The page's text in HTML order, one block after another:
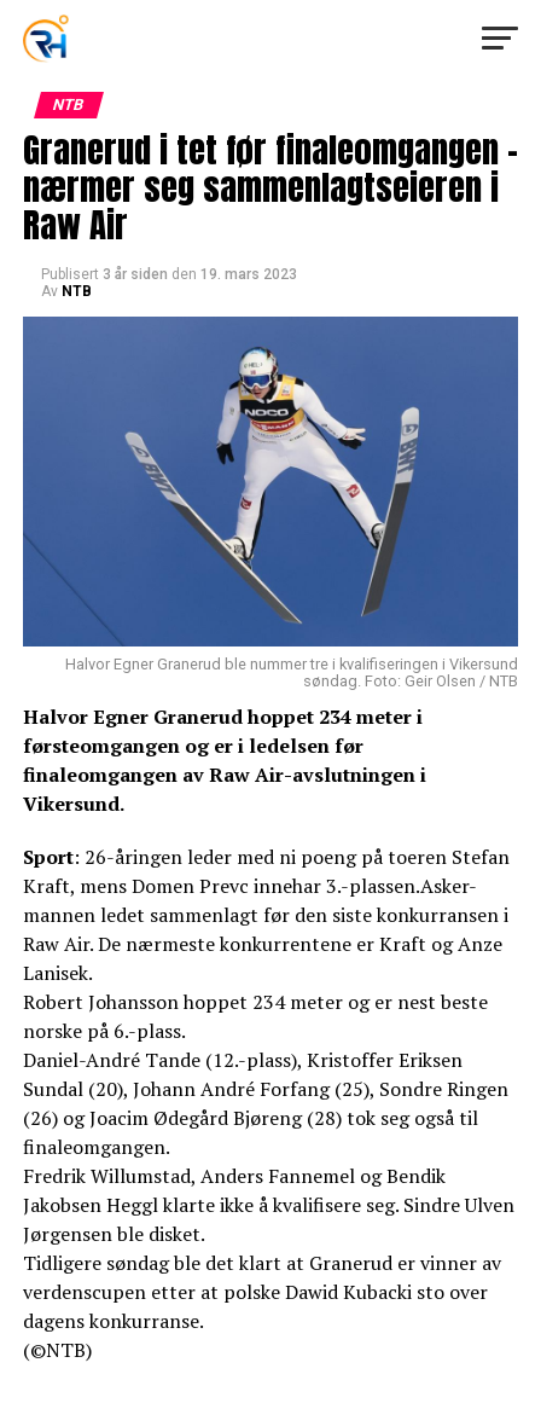
NTB
Granerud i tet før finaleomgangen –
nærmer seg sammenlagtseieren i
Raw Air
Publisert 3 år siden den 19. mars 2023
Av NTB
Halvor Egner Granerud ble nummer tre i kvalifiseringen i Vikersund
søndag. Foto: Geir Olsen / NTB
Halvor Egner Granerud hoppet 234 meter i
førsteomgangen og er i ledelsen før
finaleomgangen av Raw Air-avslutningen i
Vikersund.
Sport: 26-åringen leder med ni poeng på toeren Stefan
Kraft, mens Domen Prevc innehar 3.-plassen.Asker-
mannen ledet sammenlagt før den siste konkurransen i
Raw Air. De nærmeste konkurrentene er Kraft og Anze
Lanisek.
Robert Johansson hoppet 234 meter og er nest beste
norske på 6.-plass.
Daniel-André Tande (12.-plass), Kristoffer Eriksen
Sundal (20), Johann André Forfang (25), Sondre Ringen
(26) og Joacim Ødegård Bjøreng (28) tok seg også til
finaleomgangen.
Fredrik Willumstad, Anders Fannemel og Bendik
Jakobsen Heggl klarte ikke å kvalifisere seg. Sindre Ulven
Jørgensen ble disket.
Tidligere søndag ble det klart at Granerud er vinner av
verdenscupen etter at polske Dawid Kubacki sto over
dagens konkurranse.
(©NTB)